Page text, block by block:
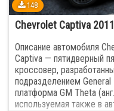
148
Chevrolet Captiva 2011
Описание автомобиля
Captiva — пятидверный
кроссовер,
подразделением
платформа GM Theta
используемая также в